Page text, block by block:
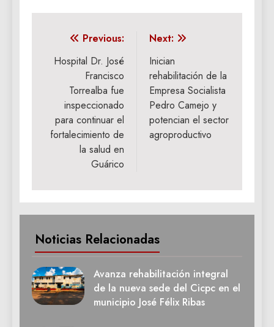
Navegación
de
entradas
Previous:
Hospital Dr. José
Francisco
Torrealba fue
inspeccionado
para continuar el
fortalecimiento de
la salud en
Guárico
Next:
Inician
rehabilitación de la
Empresa Socialista
Pedro Camejo y
potencian el sector
agroproductivo
Noticias Relacionadas
Avanza rehabilitación integral
de la nueva sede del Cicpc en el
municipio José Félix Ribas